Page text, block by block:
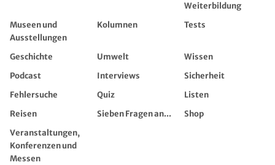
Weiterbildung
Museen und
Ausstellungen
Kolumnen Tests
Geschichte Umwelt
Wissen
Podcast
Interviews
Sicherheit
Fehlersuche
Quiz
Listen
Reisen
Sieben Fragen an...
Shop
Veranstaltungen,
Konferenzen und
Messen